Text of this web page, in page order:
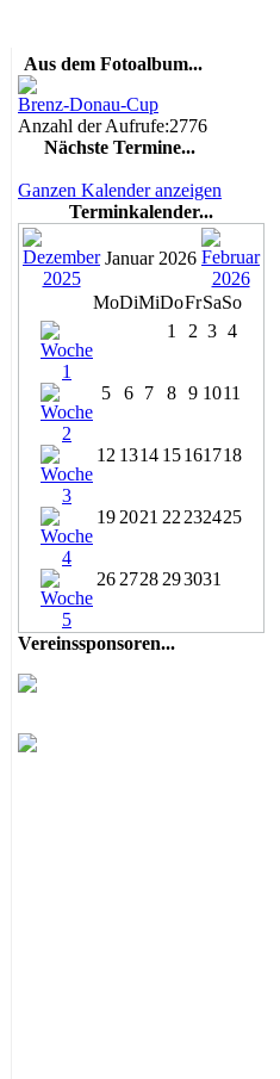
Aus dem Fotoalbum...
Brenz-Donau-Cup
Anzahl der Aufrufe:2776
Nächste Termine...
Ganzen Kalender anzeigen
Terminkalender...
Januar 2026
MoDiMiDoFrSaSo
1
2 3 4
5 6 7 8 9 1011
12 1314 15161718
19 2021 22 232425
26 2728 293031
Vereinssponsoren...